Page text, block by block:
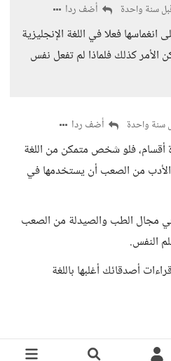
سنة واحدة أضف ردا
فعلا في اللغة الإنجليزية
الأمر كذلك فلماذا لم تفعل نفس
سنة واحدة أضف ردا
أقسام، فلو شخص متمكن من اللغة
من الصعب أن يستخدمها في
في مجال الطب والصيدلة من الصعب
النفس.
أصدقائك أغلبها باللغة